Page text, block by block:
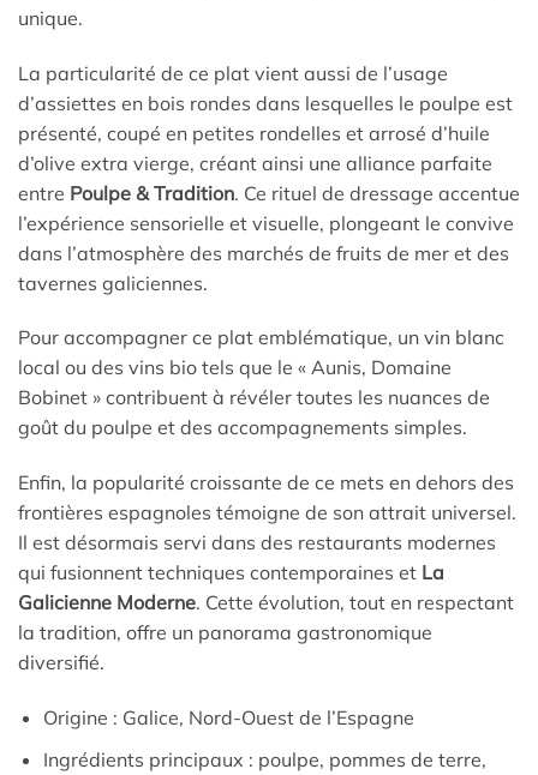
unique.
La particularité de ce plat vient aussi de l’usage
d’assiettes en bois rondes dans lesquelles le poulpe est
présenté, coupé en petites rondelles et arrosé d’huile
d’olive extra vierge, créant ainsi une alliance parfaite
entre Poulpe & Tradition. Ce rituel de dressage accentue
l’expérience sensorielle et visuelle, plongeant le convive
dans l’atmosphère des marchés de fruits de mer et des
tavernes galiciennes.
Pour accompagner ce plat emblématique, un vin blanc
local ou des vins bio tels que le « Aunis, Domaine
Bobinet » contribuent à révéler toutes les nuances de
goût du poulpe et des accompagnements simples.
Enfin, la popularité croissante de ce mets en dehors des
frontières espagnoles témoigne de son attrait universel.
Il est désormais servi dans des restaurants modernes
qui fusionnent techniques contemporaines et La
Galicienne Moderne. Cette évolution, tout en respectant
la tradition, offre un panorama gastronomique
diversifié.
Origine : Galice, Nord-Ouest de l’Espagne
Ingrédients principaux : poulpe, pommes de terre,